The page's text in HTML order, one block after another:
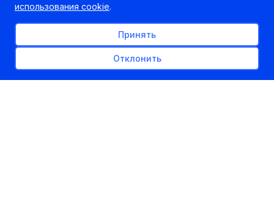
использования cookie.
Принять
Отклонить